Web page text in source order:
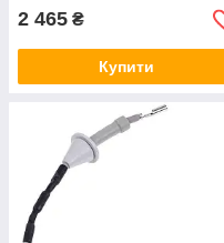
2 465 ₴
Купити